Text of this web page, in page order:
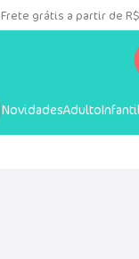
Frete grátis a partir de
NovidadesAdulto